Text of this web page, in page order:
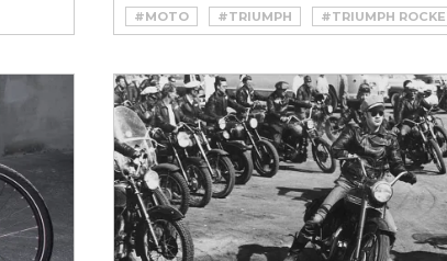
#MOTO #TRIUMPH
#TRIUMPH
#TRIUMPH ROCKET 3
#TRIUMPH ROCKET 3 R
#TRIUMPH ROCKET R
#VELOCEMOTO